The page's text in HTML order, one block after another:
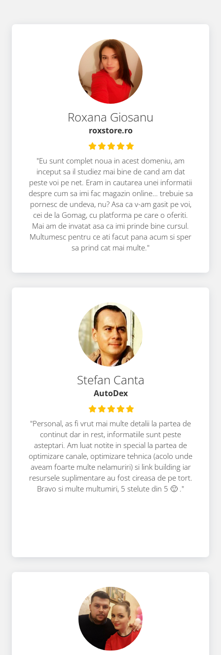
Roxana Giosanu
roxstore.ro
"Eu sunt complet noua in acest domeniu, am
inceput sa il studiez mai bine de cand am dat
peste voi pe net. Eram in cautarea unei informatii
despre cum sa imi fac magazin online… trebuie sa
pornesc de undeva, nu? Asa ca v-am gasit pe voi,
cei de la Gomag, cu platforma pe care o oferiti.
Mai am de invatat asa ca imi prinde bine cursul.
Multumesc pentru ce ati facut pana acum si sper
sa prind cat mai multe."
Stefan Canta
AutoDex
"Personal, as fi vrut mai multe detalii la partea de
continut dar in rest, informatiile sunt peste
asteptari. Am luat notite in special la partea de
optimizare canale, optimizare tehnica (acolo unde
aveam foarte multe nelamuriri) si link building iar
resursele suplimentare au fost cireasa de pe tort.
Bravo si multe multumiri, 5 stelute din 5 🙂 ."